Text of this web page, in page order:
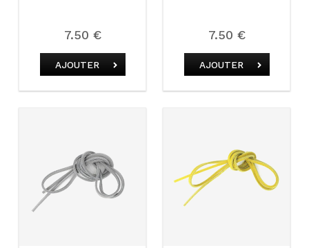
7.50 €
AJOUTER
7.50 €
AJOUTER